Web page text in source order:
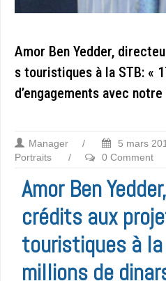
Amor Ben Yedder,
s touristiques à la STB: «
d’engagements avec notre
Manager / 5 mars
Portraits
/ 0 Comment
Amor Ben
crédits aux
touristiques à
millions de